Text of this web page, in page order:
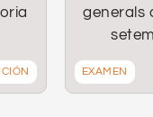
generals
EXAMEN